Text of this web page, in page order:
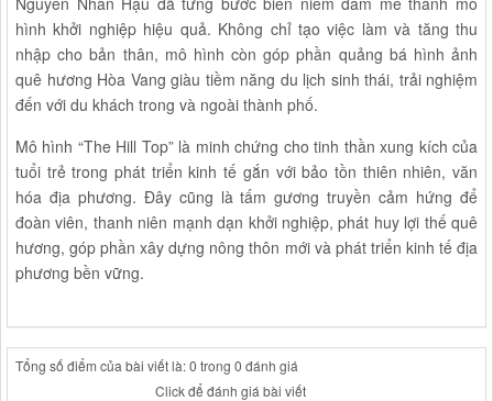
hình khởi nghiệp hiệu quả. Không chỉ tạo việc làm và tăng thu
nhập cho bản thân, mô hình còn góp phần quảng bá hình ảnh
quê hương Hòa Vang giàu tiềm năng du lịch sinh thái, trải nghiệm
đến với du khách trong và ngoài thành phố.
Mô hình “The Hill Top” là minh chứng cho tinh thần xung kích của
tuổi trẻ trong phát triển kinh tế gắn với bảo tồn thiên nhiên, văn
hóa địa phương. Đây cũng là tấm gương truyền cảm hứng để
đoàn viên, thanh niên mạnh dạn khởi nghiệp, phát huy lợi thế quê
hương, góp phần xây dựng nông thôn mới và phát triển kinh tế địa
phương bền vững.
Tổng số điểm của bài viết là: 0 trong 0 đánh giá
Click để đánh giá bài viết